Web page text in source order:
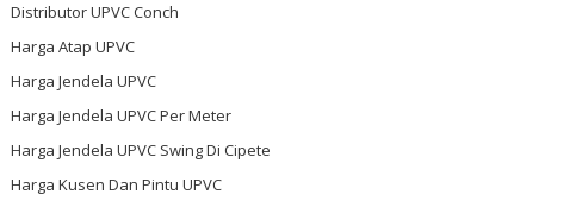
Distributor UPVC Conch
Harga Atap UPVC
Harga Jendela UPVC
Harga Jendela UPVC Per Meter
Harga Jendela UPVC Swing Di Cipete
Harga Kusen Dan Pintu UPVC